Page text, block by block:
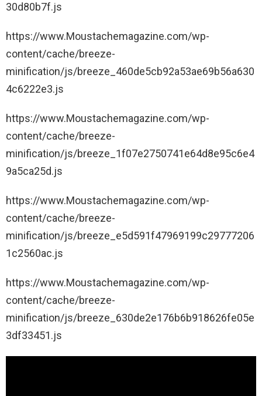
30d80b7f.js
https://www.Moustachemagazine.com/wp-
content/cache/breeze-
minification/js/breeze_460de5cb92a53ae69b56a630
4c6222e3.js
https://www.Moustachemagazine.com/wp-
content/cache/breeze-
minification/js/breeze_1f07e2750741e64d8e95c6e4
9a5ca25d.js
https://www.Moustachemagazine.com/wp-
content/cache/breeze-
minification/js/breeze_e5d591f47969199c29777206
1c2560ac.js
https://www.Moustachemagazine.com/wp-
content/cache/breeze-
minification/js/breeze_630de2e176b6b918626fe05e
3df33451.js